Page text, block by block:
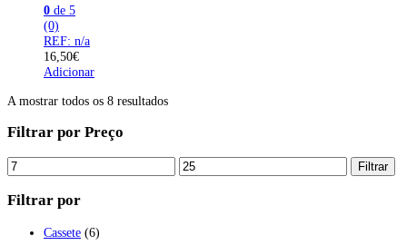
0 de 5
(0)
REF: n/a
16,50€
Adicionar
A mostrar todos os 8 resultados
Filtrar por Preço
Preço
mínimo
Preço
máximo
Filtrar
Filtrar por
Cassete (6)